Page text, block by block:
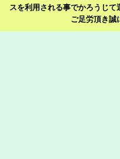
スを利用される事でかろうじ
ご足労頂き誠